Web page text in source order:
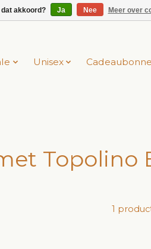
Unisex
Topolino
1
akkoord? Ja Nee Meer over